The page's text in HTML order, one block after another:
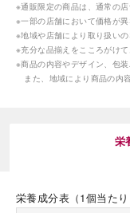
※通販限定の商品は、通常の
※一部の店舗において価格が異
※地域や店舗により取り扱いの
※充分な品揃えをこころがけ
※商品の内容やデザイン、包
また、地域により商品の内
栄
栄養成分表（1個当たり
岳や末広がりを意味す
やつ時」という意味を込
さい。